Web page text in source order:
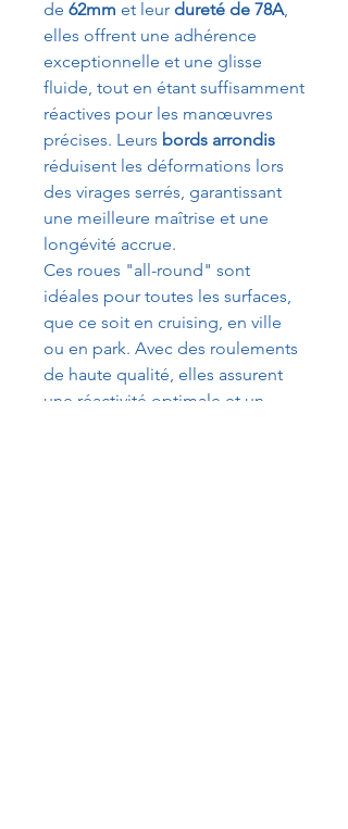
de 62mm et leur dureté de 78A,
elles offrent une adhérence
exceptionnelle et une glisse
fluide, tout en étant suffisamment
réactives pour les manœuvres
précises. Leurs bords arrondis
réduisent les déformations lors
des virages serrés, garantissant
une meilleure maîtrise et une
longévité accrue.
Ces roues "all-round" sont
idéales pour toutes les surfaces,
que ce soit en cruising, en ville
ou en park. Avec des roulements
de haute qualité, elles assurent
une réactivité optimale et un